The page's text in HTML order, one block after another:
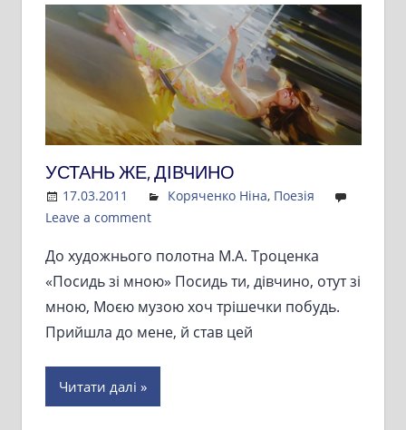
УСТАНЬ ЖЕ, ДІВЧИНО
17.03.2011 Admin
Коряченко Ніна, Поезія
Leave a comment
До художнього полотна М.А. Троценка
«Посидь зі мною» Посидь ти, дівчино, отут зі
мною, Моєю музою хоч трішечки побудь.
Прийшла до мене, й став цей
Читати далі